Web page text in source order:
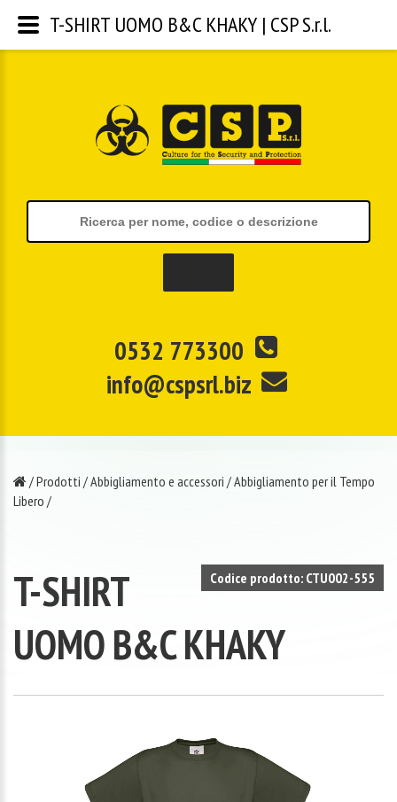
0532 773300
info@cspsrl.biz
/Prodotti /Abbigliamento e accessori /Abbigliamento per il Tempo
Libero /
Codice prodotto: CTU002-555
T-SHIRT
UOMO B&C KHAKY
T-SHIRT UOMO B&C KHAKY | CSP S.r.l.